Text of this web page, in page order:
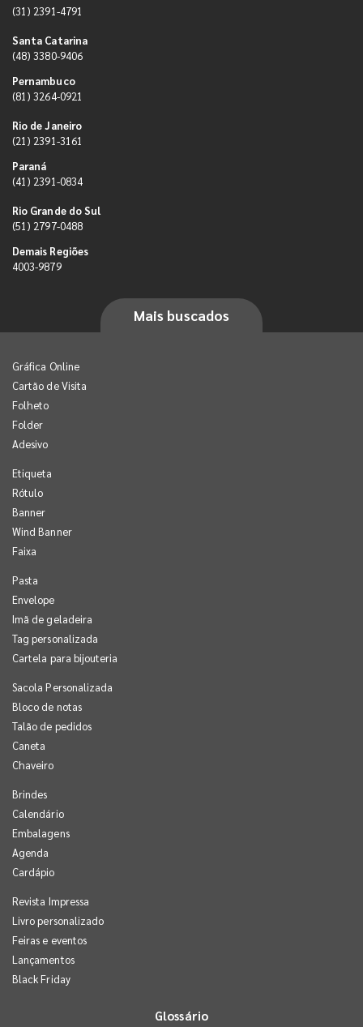
(31) 2391-4791
Santa Catarina
(48) 3380-9406
Pernambuco
(81) 3264-0921
Rio de Janeiro
(21) 2391-3161
Paraná
(41) 2391-0834
Rio Grande do Sul
(51) 2797-0488
Demais Regiões
4003-9879
Mais buscados
Gráfica Online
Cartão de Visita
Folheto
Folder
Adesivo
Etiqueta
Rótulo
Banner
Wind Banner
Faixa
Pasta
Envelope
Imã de geladeira
Tag personalizada
Cartela para bijouteria
Sacola Personalizada
Bloco de notas
Talão de pedidos
Caneta
Chaveiro
Brindes
Calendário
Embalagens
Agenda
Cardápio
Revista Impressa
Livro personalizado
Feiras e eventos
Lançamentos
Black Friday
Glossário